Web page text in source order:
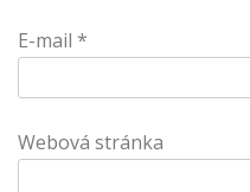
E-mail *
Webová stránka